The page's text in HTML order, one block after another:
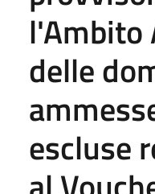
l'Ambito
delle
escluse